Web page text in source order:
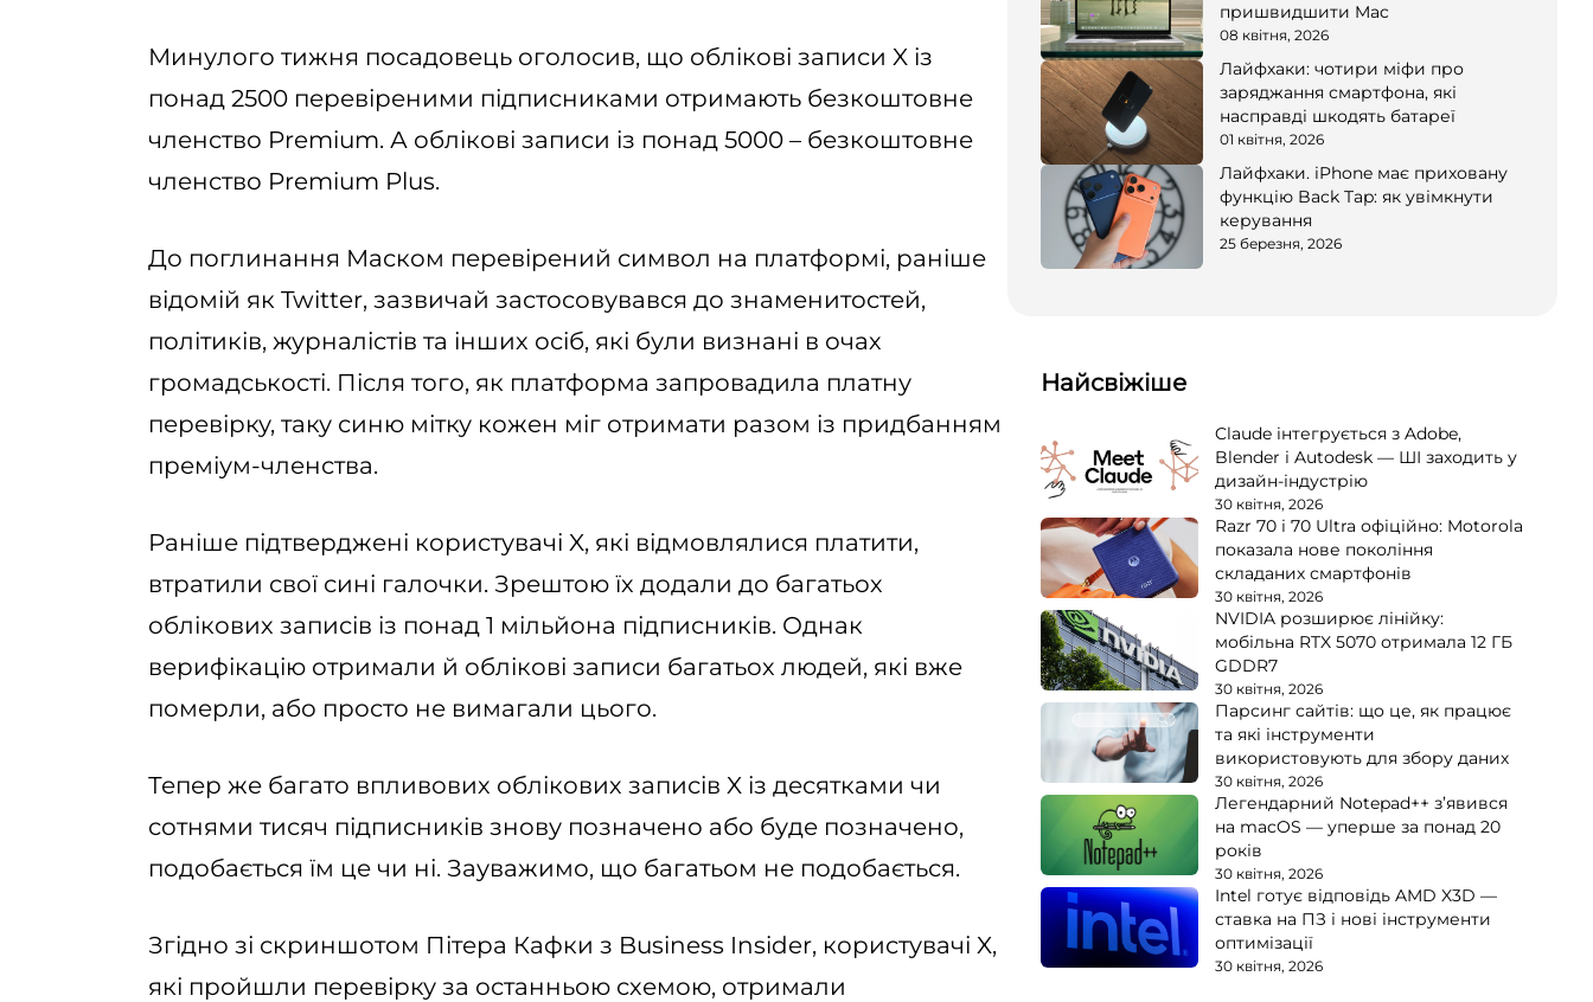
Минулого тижня посадовець оголосив, що облікові записи X із
понад 2500 перевіреними підписниками отримають безкоштовне
членство Premium. А облікові записи із понад 5000 – безкоштовне
членство Premium Plus.
До поглинання Маском перевірений символ на платформі, раніше
відомій як Twitter, зазвичай застосовувався до знаменитостей,
політиків, журналістів та інших осіб, які були визнані в очах
громадськості. Після того, як платформа запровадила платну
перевірку, таку синю мітку кожен міг отримати разом із придбанням
преміум-членства.
Раніше підтверджені користувачі X, які відмовлялися платити,
втратили свої сині галочки. Зрештою їх додали до багатьох
облікових записів із понад 1 мільйона підписників. Однак
верифікацію отримали й облікові записи багатьох людей, які вже
померли, або просто не вимагали цього.
Тепер же багато впливових облікових записів X із десятками чи
сотнями тисяч підписників знову позначено або буде позначено,
подобається їм це чи ні. Зауважимо, що багатьом не подобається.
Згідно зі скриншотом Пітера Кафки з Business Insider, користувачі X,
які пройшли перевірку за останньою схемою, отримали
пришвидшити Mac
08 квітня, 2026
Лайфхаки: чотири міфи про
заряджання смартфона, які
насправді шкодять батареї
01 квітня, 2026
Лайфхаки. iPhone має приховану
функцію Back Tap: як увімкнути
керування
25 березня, 2026
Найсвіжіше
Claude інтегрується з Adobe,
Blender і Autodesk — ШІ заходить у
дизайн-індустрію
30 квітня, 2026
Razr 70 і 70 Ultra офіційно: Motorola
показала нове покоління
складаних смартфонів
30 квітня, 2026
NVIDIA розширює лінійку:
мобільна RTX 5070 отримала 12 ГБ
GDDR7
30 квітня, 2026
Парсинг сайтів: що це, як працює
та які інструменти
використовують для збору даних
30 квітня, 2026
Легендарний Notepad++ з’явився
на macOS — уперше за понад 20
років
30 квітня, 2026
Intel готує відповідь AMD X3D —
ставка на ПЗ і нові інструменти
оптимізації
30 квітня, 2026